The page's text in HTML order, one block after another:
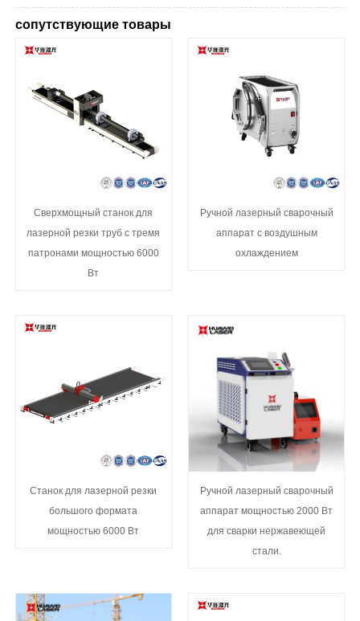
сопутствующие товары
Сверхмощный станок для
лазерной резки труб с тремя
патронами мощностью 6000
Вт
Ручной лазерный сварочный
аппарат с воздушным
охлаждением
Станок для лазерной резки
большого формата
мощностью 6000 Вт
Ручной лазерный сварочный
аппарат мощностью 2000 Вт
для сварки нержавеющей
стали.